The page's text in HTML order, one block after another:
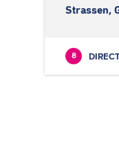
Strassen,
8